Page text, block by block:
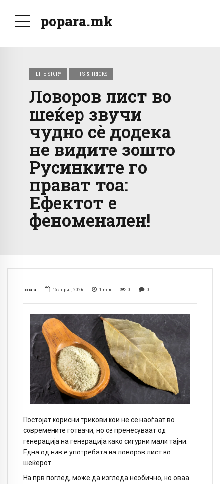
popara.mk
LIFE STORY TIPS & TRICKS
Ловоров лист во
шеќер звучи
чудно сè додека
не видите зошто
Русинките го
прават тоа:
Ефектот е
феноменален!
popara 15 април, 2026 1 min 0 0
Постојат корисни трикови кои не се наоѓаат во
современите готвачи, но се пренесуваат од
генерација на генерација како сигурни мали тајни.
Една од нив е употребата на ловоров лист во
шеќерот.
На прв поглед, може да изгледа необично, но оваа